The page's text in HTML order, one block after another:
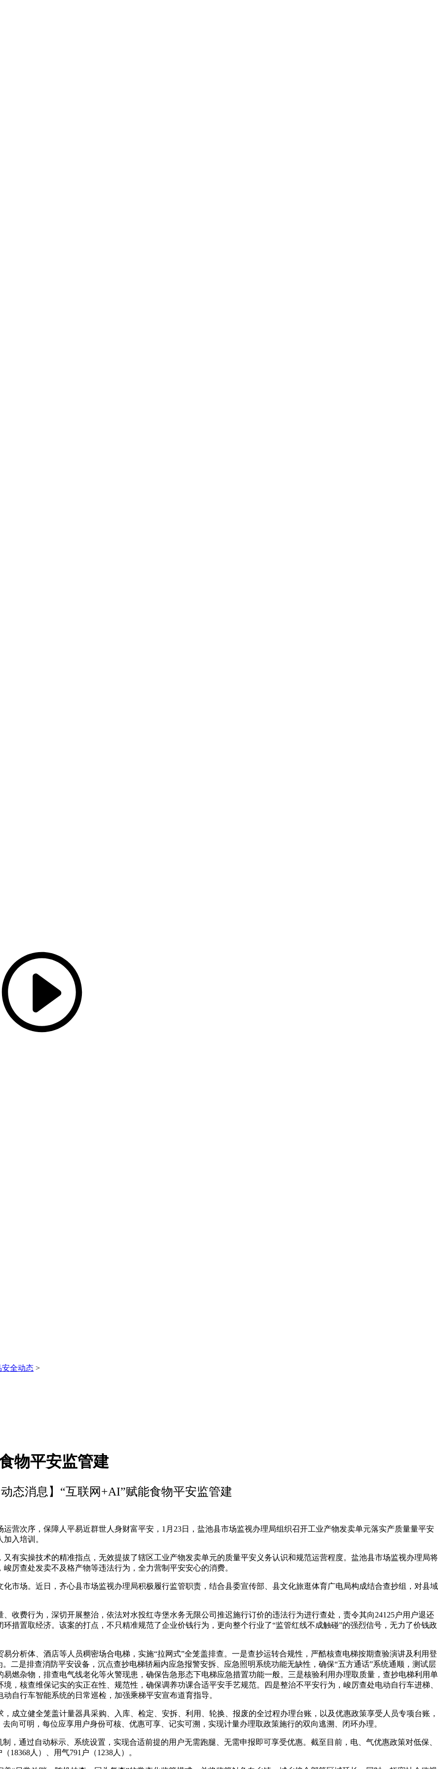
安全动态 >
物平安监管建
态消息】“互联网+AI”赋能食物平安监管建
次序，保障人平易近群世人身财富平安，1月23日，盐池县市场监视办理局组织召开工业产物发卖单元落实产质量量平安
入培训。
实操技术的精准指点，无效提拔了辖区工业产物发卖单元的质量平安义务认识和规范运营程度。盐池县市场监视办理局将
厉查处发卖不及格产物等违法行为，全力营制平安安心的消费。
场。近日，齐心县市场监视办理局积极履行监管职责，结合县委宣传部、县文化旅逛体育广电局构成结合查抄组，对县域
费行为，深切开展整治，依法对水投红寺堡水务无限公司推迟施行订价的违法行为进行查处，责令其向24125户用户退还
措置取经济。该案的打点，不只精准规范了企业价钱行为，更向整个行业了“监管红线不成触碰”的强烈信号，无力了价钱政
析体、酒店等人员稠密场合电梯，实施“拉网式”全笼盖排查。一是查抄运转合规性，严酷核查电梯按期查验演讲及利用登
二是排查消防平安设备，沉点查抄电梯轿厢内应急报警安拆、应急照明系统功能无缺性，确保“五方通话”系统通顺，测试层
燃杂物，排查电气线老化等火警现患，确保告急形态下电梯应急措置功能一般。三是核验利用办理取质量，查抄电梯利用单
，核查维保记实的实正在性、规范性，确保调养功课合适平安手艺规范。四是整治不平安行为，峻厉查处电动自行车进梯、
自行车智能系统的日常巡检，加强乘梯平安宣布道育指导。
立健全笼盖计量器具采购、入库、检定、安拆、利用、轮换、报废的全过程办理台账，以及优惠政策享受人员专项台账，
向可明，每位应享用户身份可核、优惠可享、记实可溯，实现计量办理取政策施行的双向逃溯、闭环办理。
通过自动标示、系统设置，实现合适前提的用户无需跑腿、无需申报即可享受优惠。截至目前，电、气优惠政策对低保、
18368人）、用气791户（1238人）。